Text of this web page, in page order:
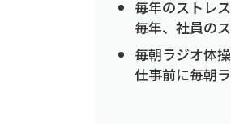
毎年のストレ
毎年、社員の
毎朝ラジオ体
仕事前に毎朝